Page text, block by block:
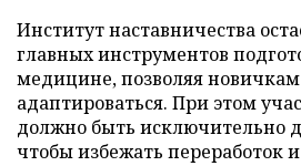
Институт наставничества
главных инструментов
медицине, позволяя
адаптироваться. При этом
должно быть исключительно
чтобы избежать переработок и